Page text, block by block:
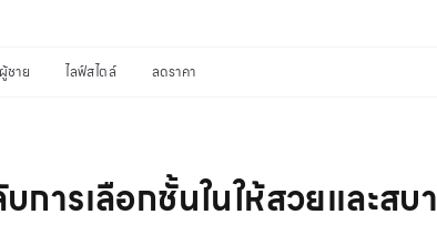
ผู้ชาย ไลฟ์สไตล์ ลดราคา
การเลือกชั้นในให้สวยและส